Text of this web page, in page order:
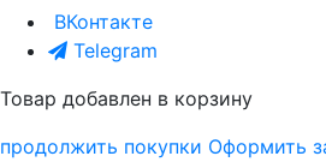
ВКонтакте
Telegram
Товар добавлен в корзину
продолжить покупки Оформить